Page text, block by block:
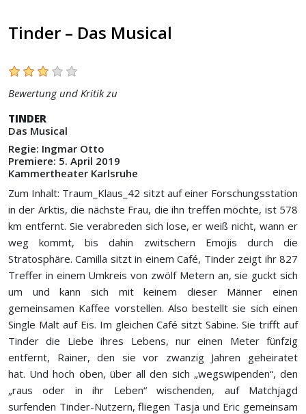
Tinder – Das Musical
Bewertung und Kritik zu
TINDER
Das Musical
Regie: Ingmar Otto
Premiere: 5. April 2019
Kammertheater Karlsruhe
Zum Inhalt: Traum_Klaus_42 sitzt auf einer Forschungsstation
in der Arktis, die nächste Frau, die ihn treffen möchte, ist 578
km entfernt. Sie verabreden sich lose, er weiß nicht, wann er
weg kommt, bis dahin zwitschern Emojis durch die
Stratosphäre. Camilla sitzt in einem Café, Tinder zeigt ihr 827
Treffer in einem Umkreis von zwölf Metern an, sie guckt sich
um und kann sich mit keinem dieser Männer einen
gemeinsamen Kaffee vorstellen. Also bestellt sie sich einen
Single Malt auf Eis. Im gleichen Café sitzt Sabine. Sie trifft auf
Tinder die Liebe ihres Lebens, nur einen Meter fünfzig
entfernt, Rainer, den sie vor zwanzig Jahren geheiratet
hat. Und hoch oben, über all den sich „wegswipenden“, den
„raus oder in ihr Leben“ wischenden, auf Matchjagd
surfenden Tinder-Nutzern, fliegen Tasja und Eric gemeinsam